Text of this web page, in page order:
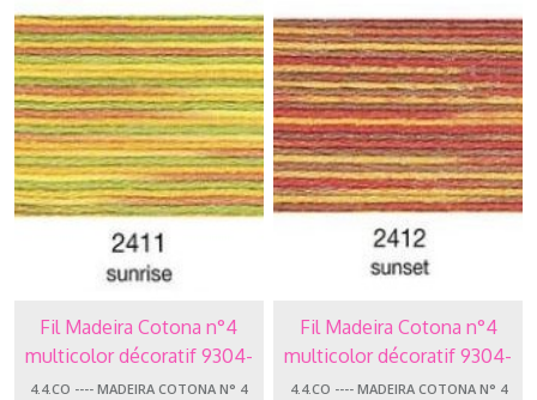
Fil Madeira Cotona n°4
multicolor décoratif 9304-
2411 Sunrise
4.4.CO ---- MADEIRA COTONA N° 4
Fil Madeira Cotona n°4
multicolor décoratif 9304-
2412 Sunset
4.4.CO ---- MADEIRA COTONA N° 4